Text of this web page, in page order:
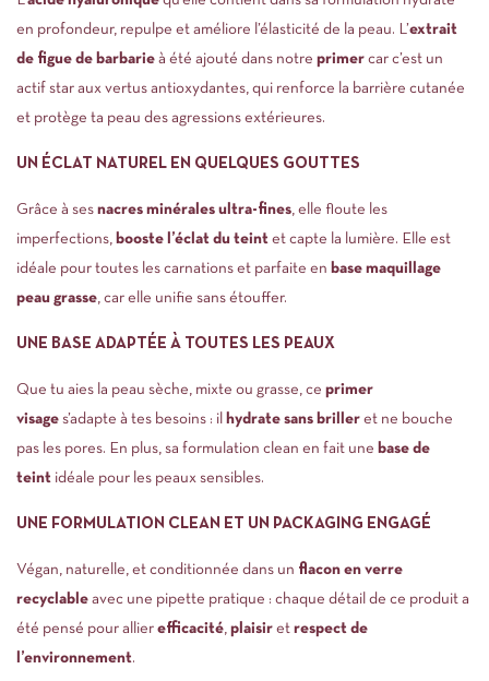
en profondeur, repulpe et améliore l’élasticité de la peau. L’extrait
de figue de barbarie à été ajouté dans notre primer car c’est un
actif star aux vertus antioxydantes, qui renforce la barrière cutanée
et protège ta peau des agressions extérieures.
UN ÉCLAT NATUREL EN QUELQUES GOUTTES
Grâce à ses nacres minérales ultra-fines, elle floute les
imperfections, booste l’éclat du teint et capte la lumière. Elle est
idéale pour toutes les carnations et parfaite en base maquillage
peau grasse, car elle unifie sans étouffer.
UNE BASE ADAPTÉE À TOUTES LES PEAUX
Que tu aies la peau sèche, mixte ou grasse, ce primer
visage s’adapte à tes besoins : il hydrate sans briller et ne bouche
pas les pores. En plus, sa formulation clean en fait une base de
teint idéale pour les peaux sensibles.
UNE FORMULATION CLEAN ET UN PACKAGING ENGAGÉ
Végan, naturelle, et conditionnée dans un flacon en verre
recyclable avec une pipette pratique : chaque détail de ce produit a
été pensé pour allier efficacité, plaisir et respect de
l’environnement.